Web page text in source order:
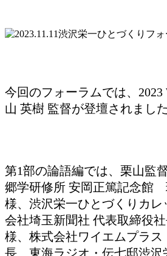
今回のフォーラムでは、
山 英樹 監督が登壇されました
第1部の論語編では、栗山監
郷学研修所 安岡正篤記念
様、渋沢栄一ひとづくりカ
会社埼玉新聞社 代表取締役
様、株式会社ワイエムプラス
長 東海ラジオ・伝七邸渋